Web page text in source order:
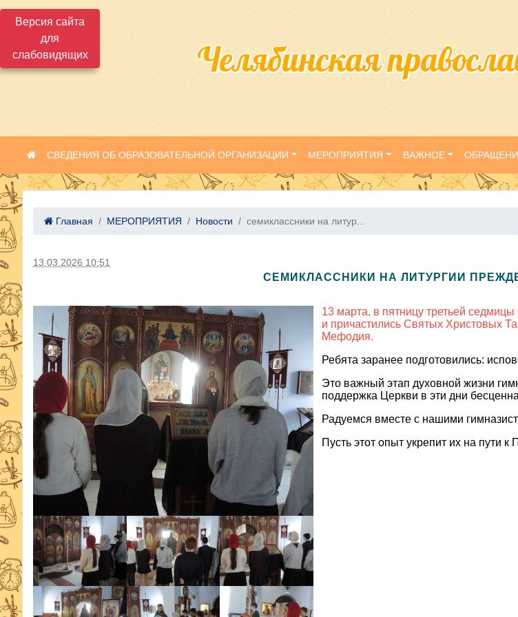
Версия сайта
для
слабовидящих
Челябинская
СВЕДЕНИЯ ОБ ОБРАЗОВАТЕЛЬНОЙ ОРГАНИЗАЦИИ МЕРОПРИЯТИЯ ВАЖНОЕ
Главная МЕРОПРИЯТИЯ Новости семиклассники на литур...
13.03.2026 10:51
СЕМИКЛАССНИКИ НА ЛИТУРГИИ
13 марта, в пятницу третьей
и причастились Святых Христовых
Мефодия.
Ребята заранее подготовились:
Это важный этап духовной жизни
поддержка Церкви в эти дни
Радуемся вместе с нашими
Пусть этот опыт укрепит их на пути к